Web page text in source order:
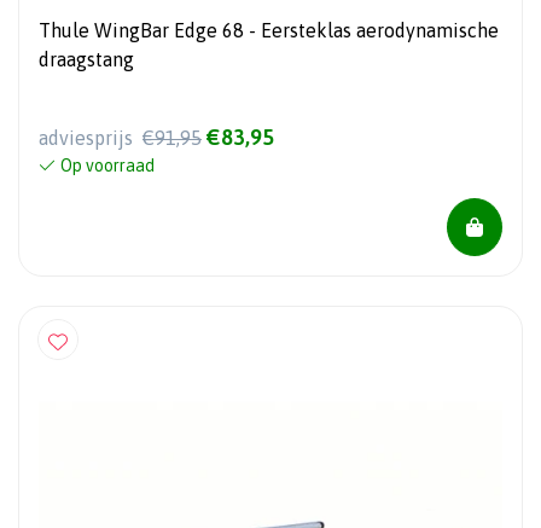
Thule WingBar Edge 68 - Eersteklas aerodynamische
draagstang
adviesprijs €91,95 €83,95
Op voorraad